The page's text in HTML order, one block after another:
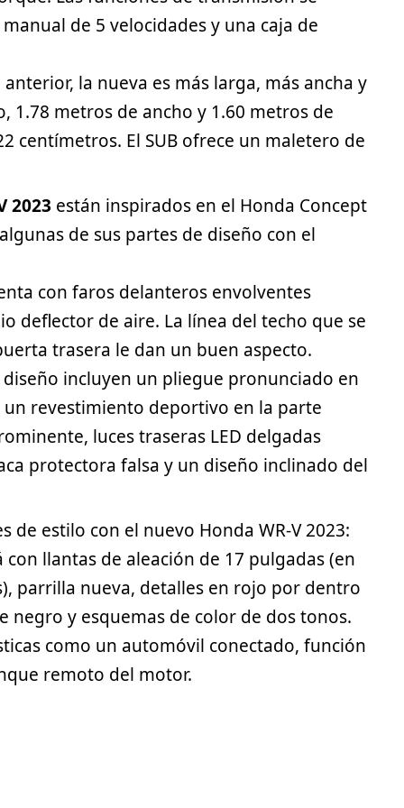
de 5 velocidades y una caja de
la nueva es más larga, más ancha y
1.78 metros de ancho y 1.60 metros de
centímetros. El SUB ofrece un maletero de
2023 están inspirados en el Honda Concept
de sus partes de diseño con el
con faros delanteros envolventes
deflector de aire. La línea del techo que se
trasera le dan un buen aspecto.
incluyen un pliegue pronunciado en
un revestimiento deportivo en la parte
luces traseras LED delgadas
protectora falsa y un diseño inclinado del
de estilo con el nuevo Honda WR-V 2023:
con llantas de aleación de 17 pulgadas (en
parrilla nueva, detalles en rojo por dentro
y esquemas de color de dos tonos.
como un automóvil conectado, función
remoto del motor.